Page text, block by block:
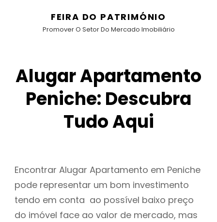
FEIRA DO PATRIMÓNIO
Promover O Setor Do Mercado Imobiliário
Alugar Apartamento
Peniche: Descubra
Tudo Aqui
Encontrar Alugar Apartamento em Peniche
pode representar um bom investimento
tendo em conta ao possível baixo preço
do imóvel face ao valor de mercado, mas